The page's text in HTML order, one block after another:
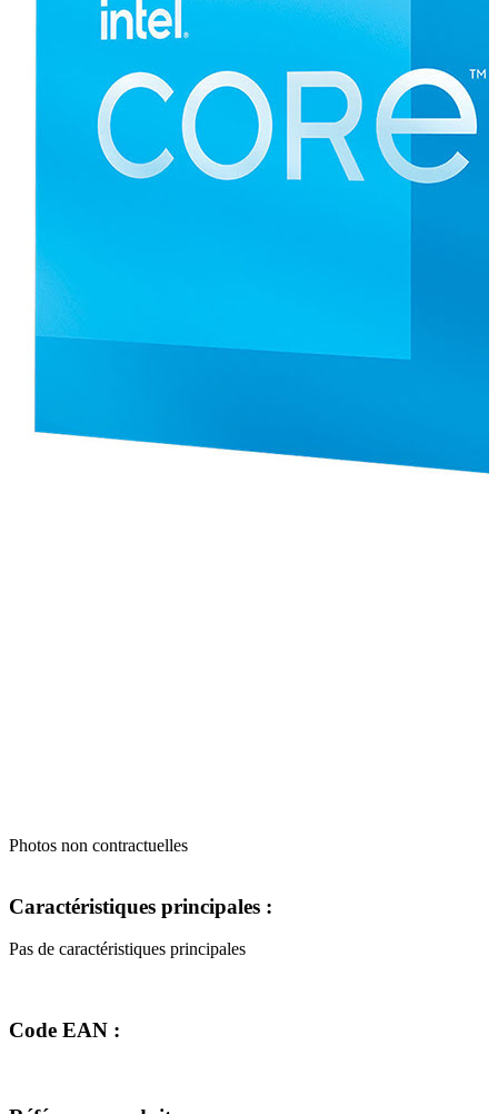
Photos non contractuelles
Caractéristiques principales :
Pas de caractéristiques principales
Code EAN :